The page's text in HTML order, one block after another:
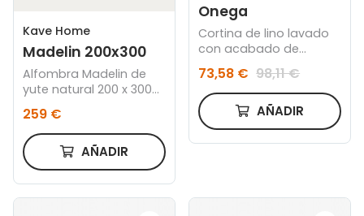
Kave Home
Madelin 200x300
Alfombra Madelin de
yute natural 200 x 300
259 €
AÑADIR
Onega
Cortina de lino lavado
con acabado de
trabillas ocultas Onega
73,58 € 98,11 €
AÑADIR